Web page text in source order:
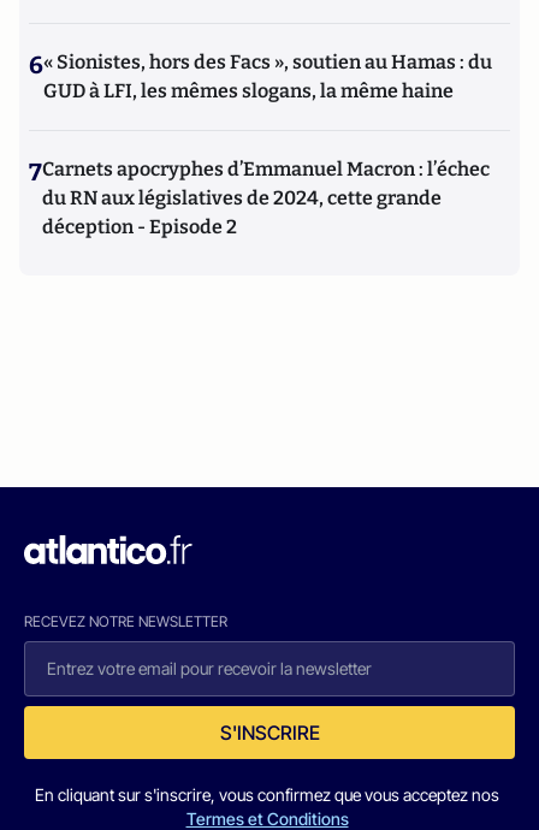
6« Sionistes, hors des Facs », soutien au Hamas : du
GUD à LFI, les mêmes slogans, la même haine
7Carnets apocryphes d’Emmanuel Macron : l’échec
du RN aux législatives de 2024, cette grande
déception - Episode 2
RECEVEZ NOTRE NEWSLETTER
S'INSCRIRE
En cliquant sur s'inscrire, vous confirmez que vous acceptez nos
Termes et Conditions